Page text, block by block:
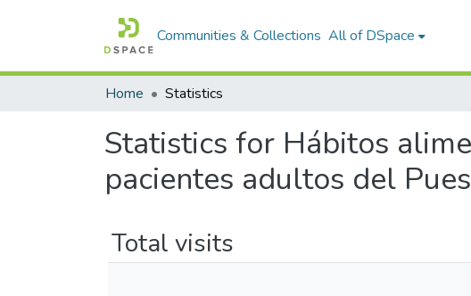
Communities & Collections All of DSpace
Home Statistics
Statistics for Hábitos
pacientes adultos del
Total visits